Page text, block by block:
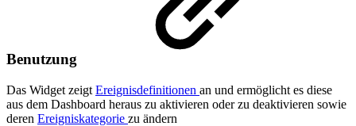
Benutzung
Das Widget zeigt Ereignisdefinitionen an und ermöglicht es diese
aus dem Dashboard heraus zu aktivieren oder zu deaktivieren sowie
deren Ereigniskategorie zu ändern